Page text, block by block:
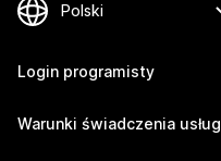
Login programisty
Warunki świadczenia usług